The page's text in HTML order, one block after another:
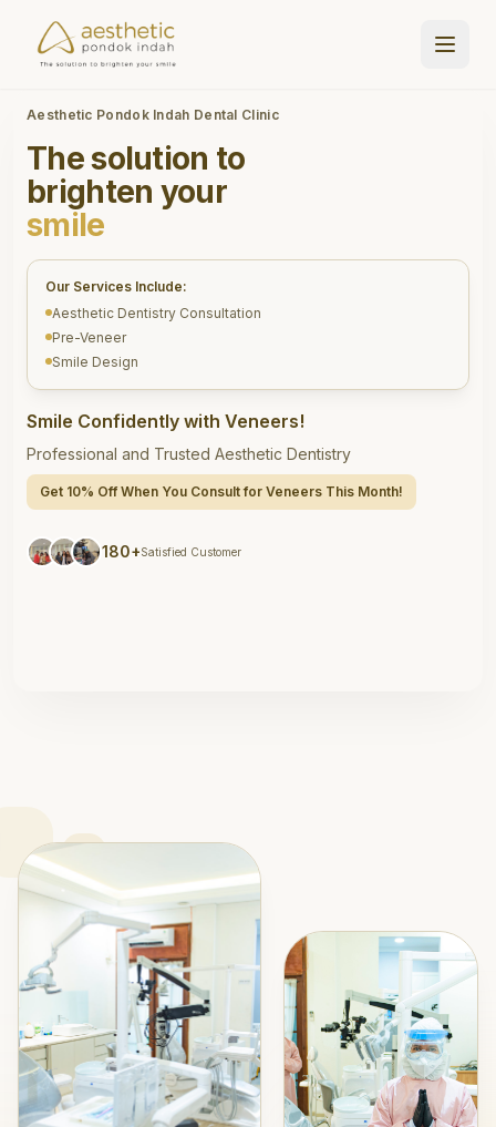
Aesthetic Pondok Indah Dental Clinic
The solution to
brighten your
smile
Our Services Include:
Aesthetic Dentistry Consultation
Pre-Veneer
Smile Design
Smile Confidently with Veneers!
Professional and Trusted Aesthetic Dentistry
Get 10% Off When You Consult for Veneers This Month!
180+Satisfied Customer